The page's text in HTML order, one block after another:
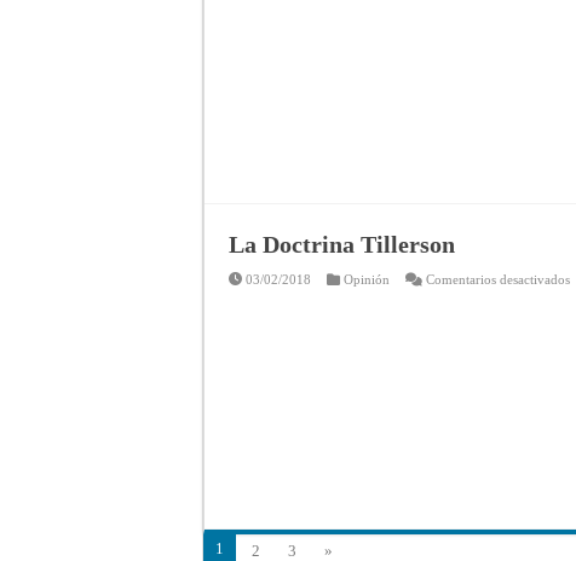
La Doctrina Tillerson
03/02/2018 Opinión Comentarios desactivadosen
1 2 3 »